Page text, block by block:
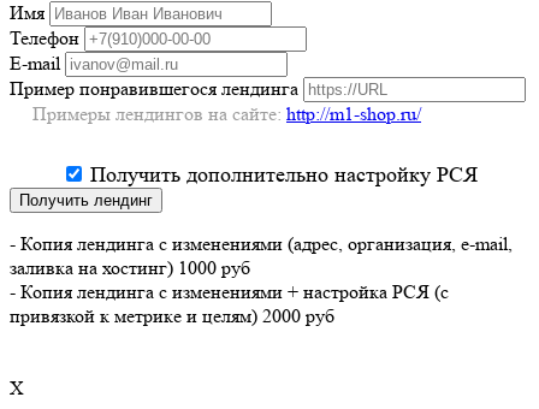
Имя
Телефон
E-mail
Пример понравившегося лендинга
Примеры лендингов на сайте: http://m1-shop.ru/
Получить дополнительно настройку РСЯ
Получить лендинг
- Копия лендинга с изменениями (адрес, организация, e-mail,
заливка на хостинг) 1000 руб
- Копия лендинга с изменениями + настройка РСЯ (с
привязкой к метрике и целям) 2000 руб
X